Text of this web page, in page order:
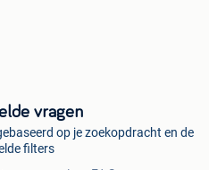
vragen
op je zoekopdracht en de
filters